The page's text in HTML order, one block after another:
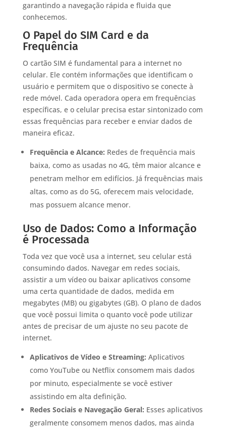
garantindo a navegação rápida e fluida que
conhecemos.
O Papel do SIM Card e da
Frequência
O cartão SIM é fundamental para a internet no
celular. Ele contém informações que identificam o
usuário e permitem que o dispositivo se conecte à
rede móvel. Cada operadora opera em frequências
específicas, e o celular precisa estar sintonizado com
essas frequências para receber e enviar dados de
maneira eficaz.
Frequência e Alcance: Redes de frequência mais
baixa, como as usadas no 4G, têm maior alcance e
penetram melhor em edifícios. Já frequências mais
altas, como as do 5G, oferecem mais velocidade,
mas possuem alcance menor.
Uso de Dados: Como a Informação
é Processada
Toda vez que você usa a internet, seu celular está
consumindo dados. Navegar em redes sociais,
assistir a um vídeo ou baixar aplicativos consome
uma certa quantidade de dados, medida em
megabytes (MB) ou gigabytes (GB). O plano de dados
que você possui limita o quanto você pode utilizar
antes de precisar de um ajuste no seu pacote de
internet.
Aplicativos de Vídeo e Streaming: Aplicativos
como YouTube ou Netflix consomem mais dados
por minuto, especialmente se você estiver
assistindo em alta definição.
Redes Sociais e Navegação Geral: Esses aplicativos
geralmente consomem menos dados, mas ainda